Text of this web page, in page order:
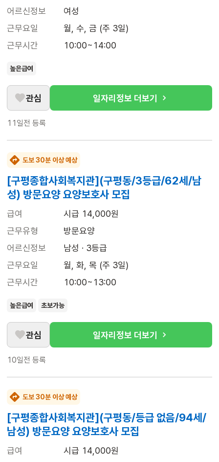
어르신정보
여성
근무요일
월, 수, 금 (주 3일)
근무시간
10:00~14:00
높은급여
관심 일자리정보 더보기
11일전 등록
도보 30분 이상 예상
[구평종합사회복지관](구평동/3등급/62세/남
성) 방문요양 요양보호사 모집
급여
시급 14,000원
근무유형
방문요양
어르신정보
남성 · 3등급
근무요일
월, 화, 목 (주 3일)
근무시간
10:00~13:00
높은급여 초보가능
관심 일자리정보 더보기
10일전 등록
도보 30분 이상 예상
[구평종합사회복지관](구평동/등급 없음/94세/
남성) 방문요양 요양보호사 모집
급여
시급 14,000원